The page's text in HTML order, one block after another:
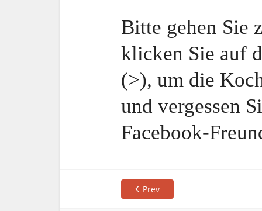
Bitte gehen Sie
klicken Sie auf
(>), um die
und vergessen
Facebook-
Prev